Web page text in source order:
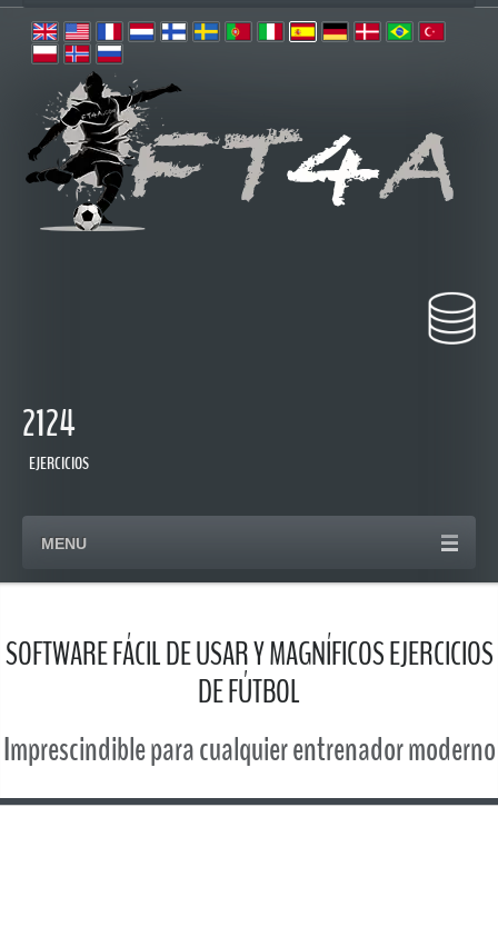
2124
EJERCICIOS
MENU
SOFTWARE FÁCIL DE USAR Y MAGNÍFICOS EJERCICIOS
DE FÚTBOL
Imprescindible para cualquier entrenador moderno